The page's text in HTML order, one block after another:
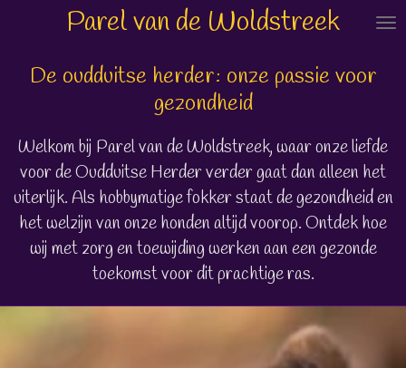
naar
Parel van de Woldstreek
De oudduitse herder: onze passie voor
gezondheid
Welkom bij Parel van de Woldstreek, waar onze liefde
voor de Oudduitse Herder verder gaat dan alleen het
uiterlijk. Als hobbymatige fokker staat de gezondheid en
het welzijn van onze honden altijd voorop. Ontdek hoe
wij met zorg en toewijding werken aan een gezonde
toekomst voor dit prachtige ras.